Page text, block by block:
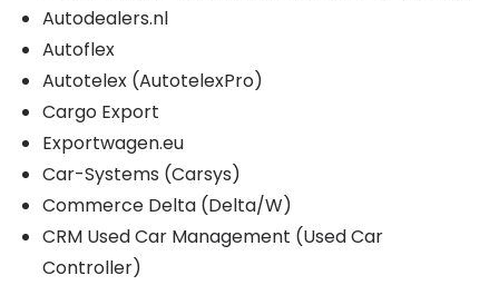
Autodealers.nl
Autoflex
Autotelex (AutotelexPro)
Cargo Export
Exportwagen.eu
Car-Systems (Carsys)
Commerce Delta (Delta/W)
CRM Used Car Management (Used Car
Controller)